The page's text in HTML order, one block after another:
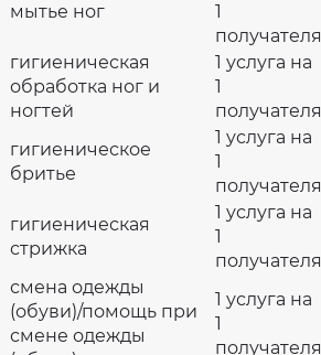
мытье ног
1
получателя
гигиеническая
обработка ног и
ногтей
1 услуга на
1
получателя
гигиеническое
бритье
1 услуга на
1
получателя
гигиеническая
стрижка
1 услуга на
1
получателя
смена одежды
(обуви)/помощь при
смене одежды
1 услуга на
1
получателя